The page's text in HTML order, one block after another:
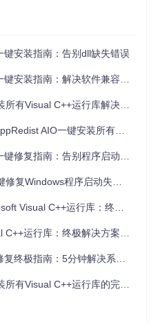
数控制，可选择性安装特定
AIO安装程序。访问项
项列表。
行库
键安装指南：告别dll缺失错误
南：解决软件兼容性问题的完整方案
C++运行库解决程序报错问题
一键安装所有Visual C++运行库
：告别程序启动错误的完整解决方案
程序启动失败的Visual C++运行库问题
C++运行库：终极AIO解决方案
运行库：终极解决方案指南
指南：5分钟解决系统依赖问题
Visual C++运行库的完整指南